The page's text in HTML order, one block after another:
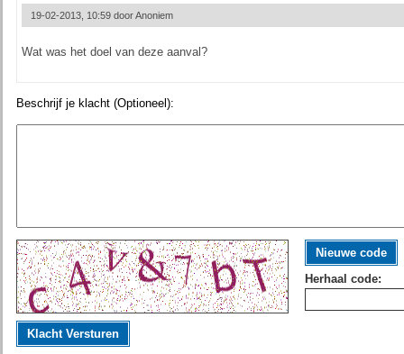
19-02-2013, 10:59 doorAnoniem
Wat was het doel van deze aanval?
Beschrijf je klacht (Optioneel):
Nieuwe code
Herhaal code:
Klacht Versturen